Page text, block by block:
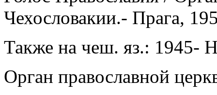
Чехословакии.- Прага,
Также на чеш. яз.: 1945-
Орган православной